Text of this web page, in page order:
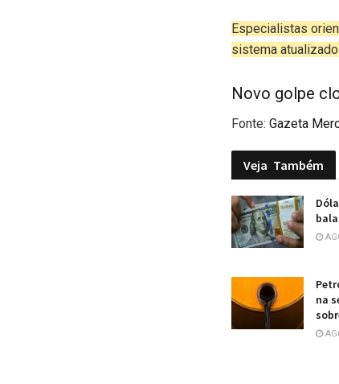
Especialistas
sistema
Novo golpe
Fonte: Gazeta
Veja Também
na